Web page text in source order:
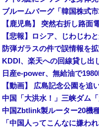
【悲報】ロシア、じわじわ
KDDI、楽天への回線貸し出